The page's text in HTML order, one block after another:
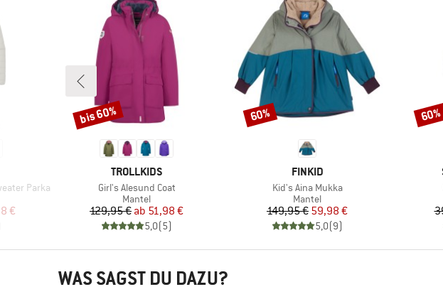
Parka
Preis
€
MARKE
TROLLKIDS
Artikel
Girl's Alesund Coat
Produktgruppe
Mantel
Preis
129,95 € reduzierter Preis
ab 51,98 €
5,0(5)
Rabatt
bis 60%
MARKE
FINKID
Artikel
Kid's Aina Mukka
Produktgruppe
Mantel
Preis
149,95 €reduzierter Preis
59,98 €
5,0(9)
Rabatt
60% 60%
WAS SAGST DU DAZU?